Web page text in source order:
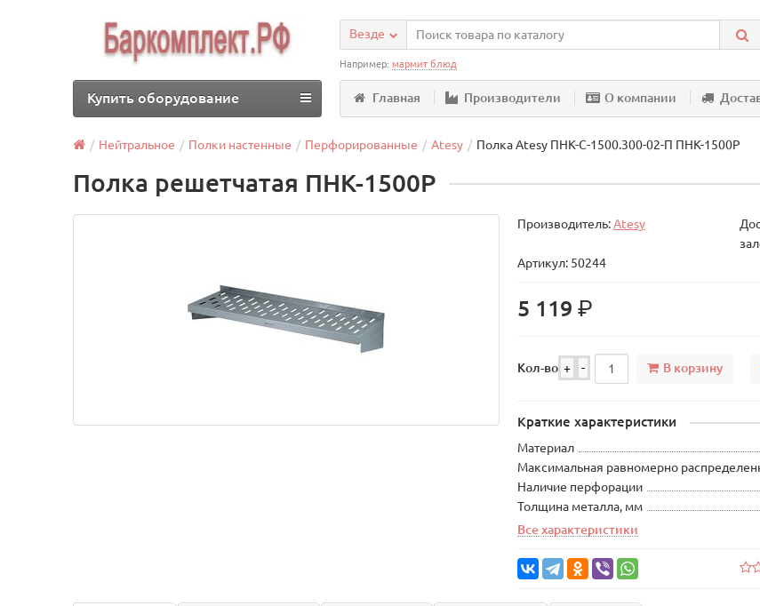
Везде
Например:мармит блюд
Главная Производители О компании
Купить оборудование
Нейтральное Полки настенные Перфорированные Atesy Полка Atesy ПНК-С-1500.300-02-П ПНК-1500Р
Полка решетчатая ПНК-1500Р
Производитель:Atesy
Артикул: 50244
5 119р.
Кол-во + - В корзину
Краткие характеристики
Материал
Максимальная равномерно
Наличие перфорации
Толщина металла, мм
Все характеристики